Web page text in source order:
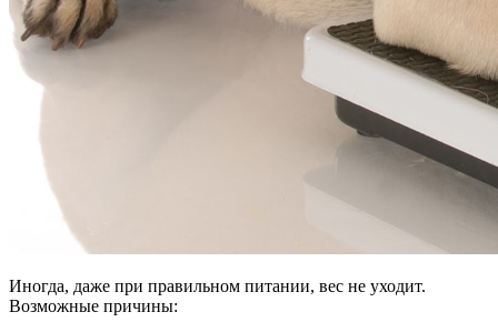
Иногда, даже при правильном питании, вес не уходит.
Возможные причины: